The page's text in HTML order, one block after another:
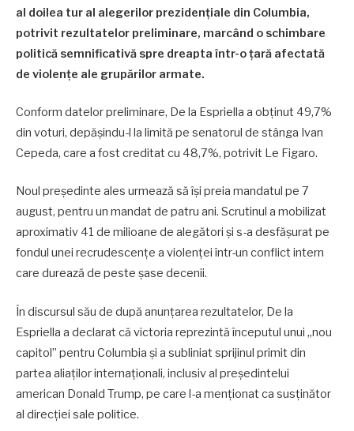
al doilea tur al alegerilor prezidențiale din Columbia,
potrivit rezultatelor preliminare, marcând o schimbare
politică semnificativă spre dreapta într-o țară afectată
de violențe ale grupărilor armate.
Conform datelor preliminare, De la Espriella a obținut 49,7%
din voturi, depășindu-l la limită pe senatorul de stânga Ivan
Cepeda, care a fost creditat cu 48,7%, potrivit Le Figaro.
Noul președinte ales urmează să își preia mandatul pe 7
august, pentru un mandat de patru ani. Scrutinul a mobilizat
aproximativ 41 de milioane de alegători și s-a desfășurat pe
fondul unei recrudescențe a violenței într-un conflict intern
care durează de peste șase decenii.
În discursul său de după anunțarea rezultatelor, De la
Espriella a declarat că victoria reprezintă începutul unui „nou
capitol” pentru Columbia și a subliniat sprijinul primit din
partea aliaților internaționali, inclusiv al președintelui
american Donald Trump, pe care l-a menționat ca susținător
al direcției sale politice.